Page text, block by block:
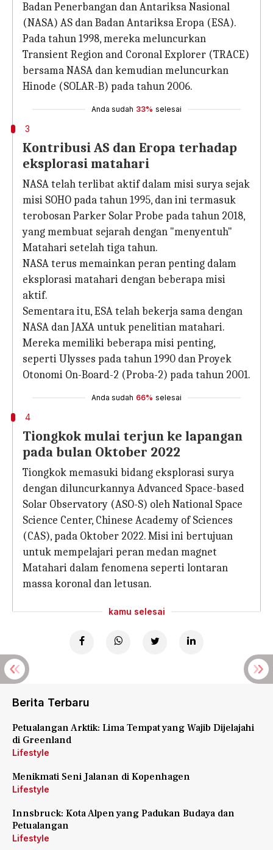
Badan Penerbangan dan Antariksa Nasional
(NASA) AS dan Badan Antariksa Eropa (ESA).
Pada tahun 1998, mereka meluncurkan
Transient Region and Coronal Explorer (TRACE)
bersama NASA dan kemudian meluncurkan
Hinode (SOLAR-B) pada tahun 2006.
Anda sudah 33% selesai
3
Kontribusi AS dan Eropa terhadap
eksplorasi matahari
NASA telah terlibat aktif dalam misi surya sejak
misi SOHO pada tahun 1995, dan ini termasuk
terobosan Parker Solar Probe pada tahun 2018,
yang membuat sejarah dengan "menyentuh" ​​​​
Matahari setelah tiga tahun.
NASA terus memainkan peran penting dalam
eksplorasi matahari dengan beberapa misi
aktif.
Sementara itu, ESA telah bekerja sama dengan
NASA dan JAXA untuk penelitian matahari.
Mereka memiliki beberapa misi penting,
seperti Ulysses pada tahun 1990 dan Proyek
Otonomi On-Board-2 (Proba-2) pada tahun 2001.
Anda sudah 66% selesai
4
Tiongkok mulai terjun ke lapangan
pada bulan Oktober 2022
Tiongkok memasuki bidang eksplorasi surya
dengan diluncurkannya Advanced Space-based
Solar Observatory (ASO-S) oleh National Space
Science Center, Chinese Academy of Sciences
(CAS), pada Oktober 2022. Misi ini bertujuan
untuk mempelajari peran medan magnet
Matahari dalam fenomena seperti lontaran
massa koronal dan letusan.
kamu selesai
Berita Terbaru
Petualangan Arktik: Lima Tempat yang Wajib Dijelajahi
di Greenland
Lifestyle
Menikmati Seni Jalanan di Kopenhagen
Lifestyle
Innsbruck: Kota Alpen yang Padukan Budaya dan
Petualangan
Lifestyle